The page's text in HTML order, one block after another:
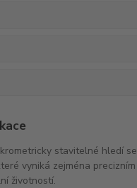
stavitelné hledí se
vyniká zejména precizním
životností.